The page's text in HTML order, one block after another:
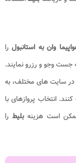
وان به استانبول را
جست وجو و رزرو نمایند.
سایت های مختلف، به
انتخاب پروازهای با
است هزینهبلیط را